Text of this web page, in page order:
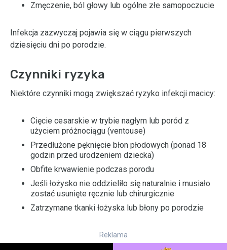
Zmęczenie, ból głowy lub ogólne złe samopoczucie
Infekcja zazwyczaj pojawia się w ciągu pierwszych
dziesięciu dni po porodzie.
Czynniki ryzyka
Niektóre czynniki mogą zwiększać ryzyko infekcji macicy:
Cięcie cesarskie w trybie nagłym lub poród z
użyciem próżnociągu (ventouse)
Przedłużone pęknięcie błon płodowych (ponad 18
godzin przed urodzeniem dziecka)
Obfite krwawienie podczas porodu
Jeśli łożysko nie oddzieliło się naturalnie i musiało
zostać usunięte ręcznie lub chirurgicznie
Zatrzymane tkanki łożyska lub błony po porodzie
Reklama